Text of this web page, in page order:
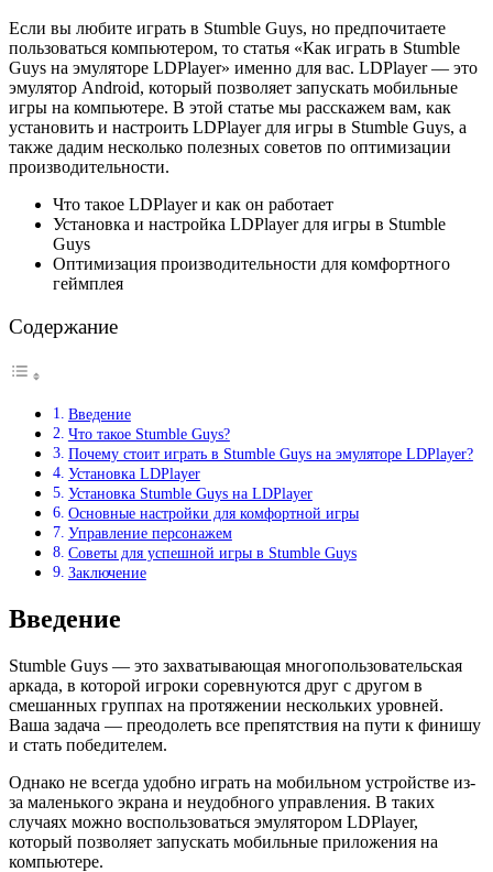
Если вы любите играть в Stumble Guys, но предпочитаете
пользоваться компьютером, то статья «Как играть в Stumble
Guys на эмуляторе LDPlayer» именно для вас. LDPlayer — это
эмулятор Android, который позволяет запускать мобильные
игры на компьютере. В этой статье мы расскажем вам, как
установить и настроить LDPlayer для игры в Stumble Guys, а
также дадим несколько полезных советов по оптимизации
производительности.
Что такое LDPlayer и как он работает
Установка и настройка LDPlayer для игры в Stumble
Guys
Оптимизация производительности для комфортного
геймплея
Содержание
Введение
Что такое Stumble Guys?
Почему стоит играть в Stumble Guys на эмуляторе LDPlayer?
Установка LDPlayer
Установка Stumble Guys на LDPlayer
Основные настройки для комфортной игры
Управление персонажем
Советы для успешной игры в Stumble Guys
Заключение
Введение
Stumble Guys — это захватывающая многопользовательская
аркада, в которой игроки соревнуются друг с другом в
смешанных группах на протяжении нескольких уровней.
Ваша задача — преодолеть все препятствия на пути к финишу
и стать победителем.
Однако не всегда удобно играть на мобильном устройстве из-
за маленького экрана и неудобного управления. В таких
случаях можно воспользоваться эмулятором LDPlayer,
который позволяет запускать мобильные приложения на
компьютере.